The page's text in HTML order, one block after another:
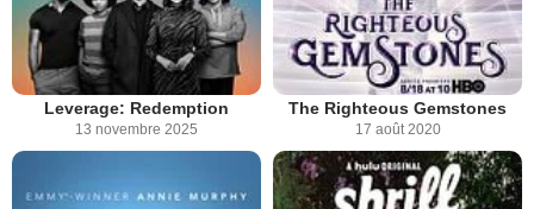
Leverage: Redemption
13 novembre 2025
The Righteous Gemstones
17 août 2020